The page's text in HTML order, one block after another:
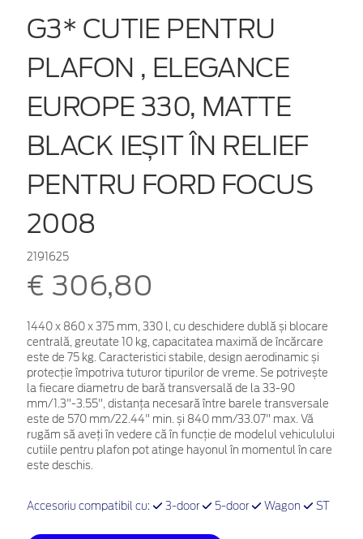
G3* CUTIE PENTRU
PLAFON , ELEGANCE
EUROPE 330, MATTE
BLACK IEȘIT ÎN RELIEF
PENTRU FORD FOCUS
2008
2191625
€ 306,80
1440 x 860 x 375 mm, 330 l, cu deschidere dublă și blocare
centrală, greutate 10 kg, capacitatea maximă de încărcare
este de 75 kg. Caracteristici stabile, design aerodinamic și
protecție împotriva tuturor tipurilor de vreme. Se potrivește
la fiecare diametru de bară transversală de la 33-90
mm/1.3"-3.55", distanța necesară între barele transversale
este de 570 mm/22.44" min. și 840 mm/33.07" max. Vă
rugăm să aveți în vedere că în funcție de modelul vehiculului
cutiile pentru plafon pot atinge hayonul în momentul în care
este deschis.
Accesoriu compatibil cu: 3-door 5-door Wagon ST